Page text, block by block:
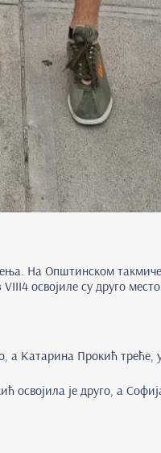
На Општинском
освојиле су друго
а Катарина Прокић треће,
освојила је друго, а